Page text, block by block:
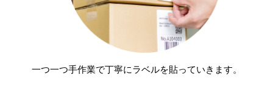
一つ一つ手作業で丁寧にラベルを貼っていきます。